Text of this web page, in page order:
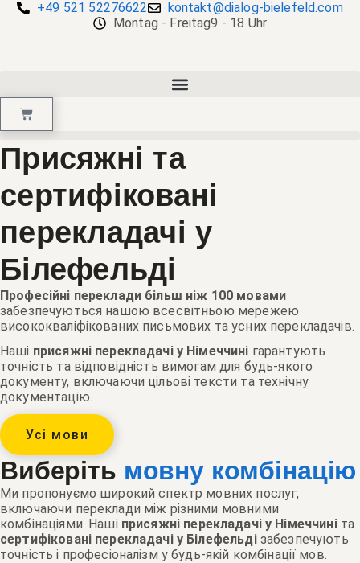
+49 521 52276622
kontakt@dialog-bielefeld.com
Montag - Freitag9 - 18 Uhr
Присяжні та
сертифіковані
перекладачі у
Білефельді
Професійні переклади більш ніж 100 мовами
забезпечуються нашою всесвітньою мережею
висококваліфікованих письмових та усних перекладачів.
Наші присяжні перекладачі у Німеччині гарантують
точність та відповідність вимогам для будь-якого
документу, включаючи цільові тексти та технічну
документацію.
Усі мови
Виберіть мовну комбінацію
Ми пропонуємо широкий спектр мовних послуг,
включаючи переклади між різними мовними
комбінаціями. Наші присяжні перекладачі у Німеччиніта
сертифіковані перекладачі у Білефельдізабезпечують
точність і професіоналізм у будь-якій комбінації мов.